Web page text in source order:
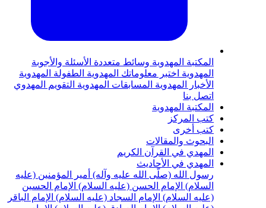
المهدويةوسائط متعددةالأسئلة والأجوبة
اختبر معلوماتك المهدويةالطفولة المهدوية
المهدويةالمسابقات المهدويةالتقويم المهدوي
المهدوية
والمقالات
في القرآن الكريم
في الأحاديث
الله (صلّى الله عليه وآله) أمير المؤمنين (عليه
الإمام الحسن (عليه السلام) الإمام الحسين
الإمام السجاد (عليه السلام) الإمام الباقر